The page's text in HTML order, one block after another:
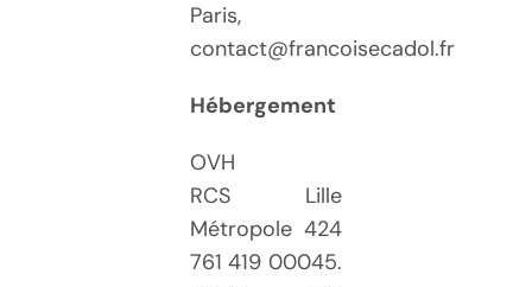
Paris,
contact@francoisecadol.fr
Hébergement
OVH
RCS Lille
Métropole 424
761 419 00045.